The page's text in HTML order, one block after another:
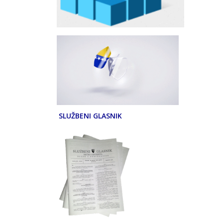
SLUŽBENI GLASNIK